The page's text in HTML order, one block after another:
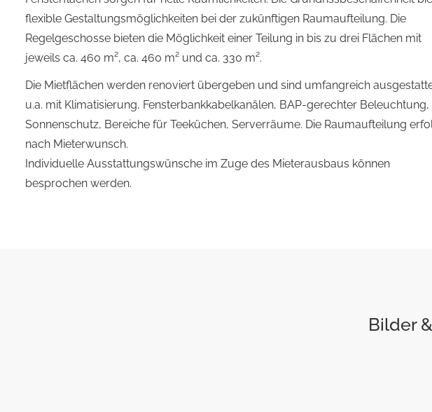
flexible Gestaltungsmöglichkeiten bei der zukünftigen Raumaufteilung. Die
Regelgeschosse bieten die Möglichkeit einer Teilung in bis zu drei Flächen mit
jeweils ca. 460 m², ca. 460 m² und ca. 330 m².
Die Mietflächen werden renoviert übergeben und sind umfangreich
u.a. mit Klimatisierung, Fensterbankkabelkanälen, BAP-gerechter Beleuchtung,
Sonnenschutz, Bereiche für Teeküchen, Serverräume. Die Raumaufteilung
nach Mieterwunsch.
Individuelle Ausstattungswünsche im Zuge des Mieterausbaus können
besprochen werden.
Bilder